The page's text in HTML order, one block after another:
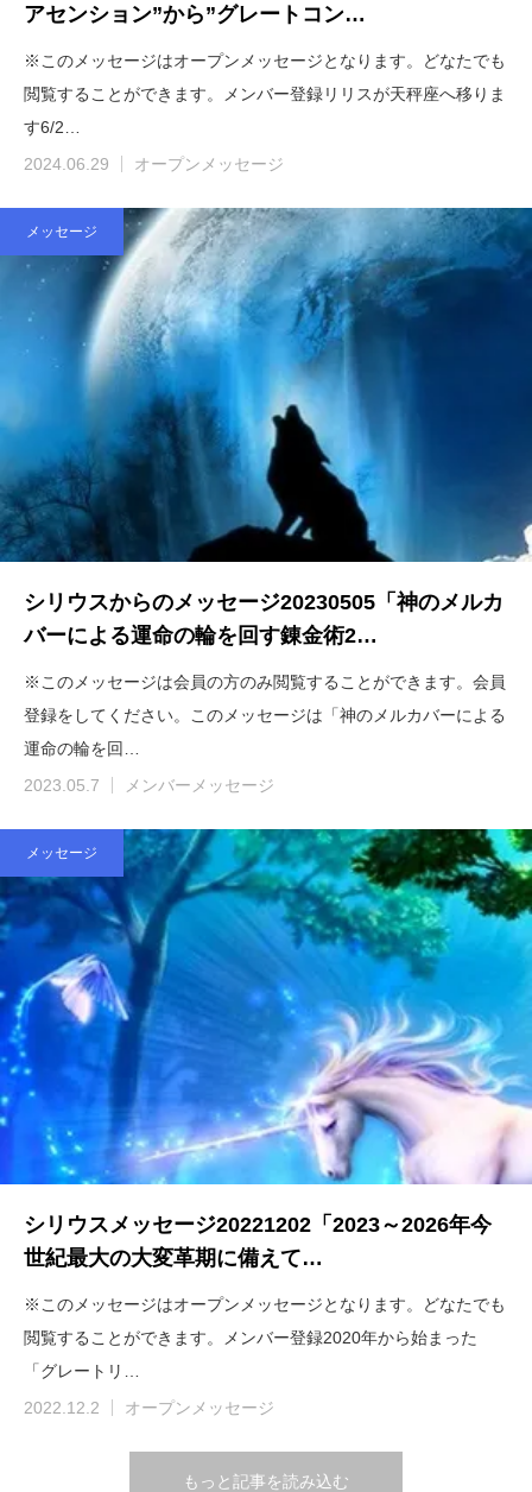
アセンション”から”グレートコン…
※このメッセージはオープンメッセージとなります。どなたでも
閲覧することができます。メンバー登録リリスが天秤座へ移りま
す6/2…
2024.06.29
オープンメッセージ
メッセージ
シリウスからのメッセージ20230505「神のメルカ
バーによる運命の輪を回す錬金術2…
※このメッセージは会員の方のみ閲覧することができます。会員
登録をしてください。このメッセージは「神のメルカバーによる
運命の輪を回…
2023.05.7
メンバーメッセージ
メッセージ
シリウスメッセージ20221202「2023～2026年今
世紀最大の大変革期に備えて…
※このメッセージはオープンメッセージとなります。どなたでも
閲覧することができます。メンバー登録2020年から始まった
「グレートリ…
2022.12.2
オープンメッセージ
もっと記事を読み込む